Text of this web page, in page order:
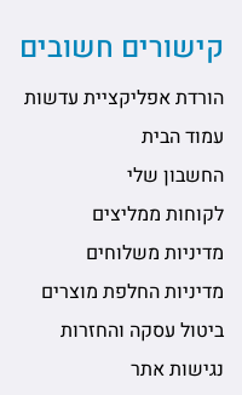
קישורים חשובים
הורדת אפליקציית עדשות
עמוד הבית
החשבון שלי
לקוחות ממליצים
מדיניות משלוחים
מדיניות החלפת מוצרים
ביטול עסקה והחזרות
נגישות אתר